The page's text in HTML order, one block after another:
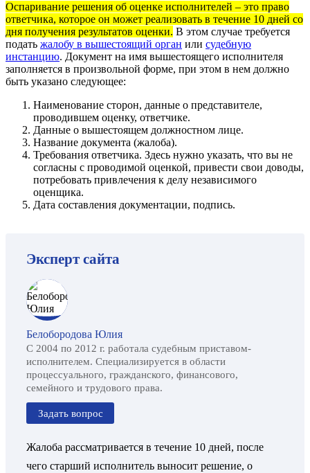
Оспаривание решения об оценке исполнителей – это право
ответчика, которое он может реализовать в течение 10 дней со
дня получения результатов оценки. В этом случае требуется
подать жалобу в вышестоящий орган или судебную
инстанцию. Документ на имя вышестоящего исполнителя
заполняется в произвольной форме, при этом в нем должно
быть указано следующее:
Наименование сторон, данные о представителе,
проводившем оценку, ответчике.
Данные о вышестоящем должностном лице.
Название документа (жалоба).
Требования ответчика. Здесь нужно указать, что вы не
согласны с проводимой оценкой, привести свои доводы,
потребовать привлечения к делу независимого
оценщика.
Дата составления документации, подпись.
Эксперт сайта
Белобородова Юлия
С 2004 по 2012 г. работала судебным приставом-
исполнителем. Специализируется в области
процессуального, гражданского, финансового,
семейного и трудового права.
Задать вопрос
Жалоба рассматривается в течение 10 дней, после
чего старший исполнитель выносит решение, о